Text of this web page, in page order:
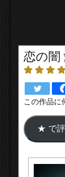
恋の闇
この作品に